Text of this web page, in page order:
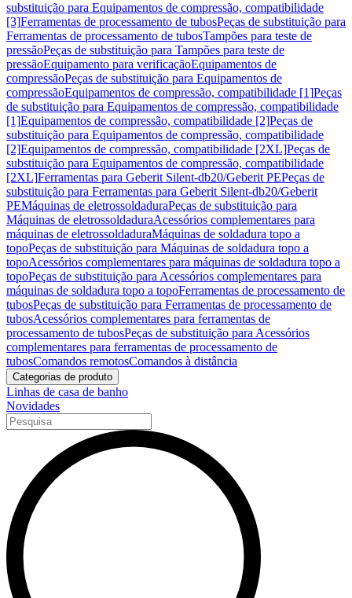
substituição para Equipamentos de compressão, compatibilidade
[3]Ferramentas de processamento de tubosPeças de substituição para
Ferramentas de processamento de tubosTampões para teste de
pressãoPeças de substituição para Tampões para teste de
pressãoEquipamento para verificaçãoEquipamentos de
compressãoPeças de substituição para Equipamentos de
compressãoEquipamentos de compressão, compatibilidade [1]Peças
de substituição para Equipamentos de compressão, compatibilidade
[1]Equipamentos de compressão, compatibilidade [2]Peças de
substituição para Equipamentos de compressão, compatibilidade
[2]Equipamentos de compressão, compatibilidade [2XL]Peças de
substituição para Equipamentos de compressão, compatibilidade
[2XL]Ferramentas para Geberit Silent-db20/Geberit PEPeças de
substituição para Ferramentas para Geberit Silent-db20/Geberit
PEMáquinas de eletrossoldaduraPeças de substituição para
Máquinas de eletrossoldaduraAcessórios complementares para
máquinas de eletrossoldaduraMáquinas de soldadura topo a
topoPeças de substituição para Máquinas de soldadura topo a
topoAcessórios complementares para máquinas de soldadura topo a
topoPeças de substituição para Acessórios complementares para
máquinas de soldadura topo a topoFerramentas de processamento de
tubosPeças de substituição para Ferramentas de processamento de
tubosAcessórios complementares para ferramentas de
processamento de tubosPeças de substituição para Acessórios
complementares para ferramentas de processamento de
tubosComandos remotosComandos à distância
Categorias de produto
Linhas de casa de banho
Novidades